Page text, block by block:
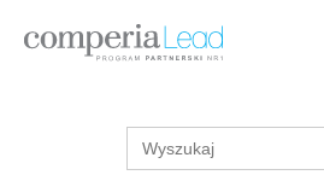
Strefa Wiedzy
Search
for: